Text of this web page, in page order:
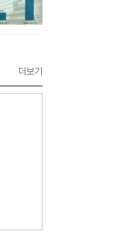
더보기